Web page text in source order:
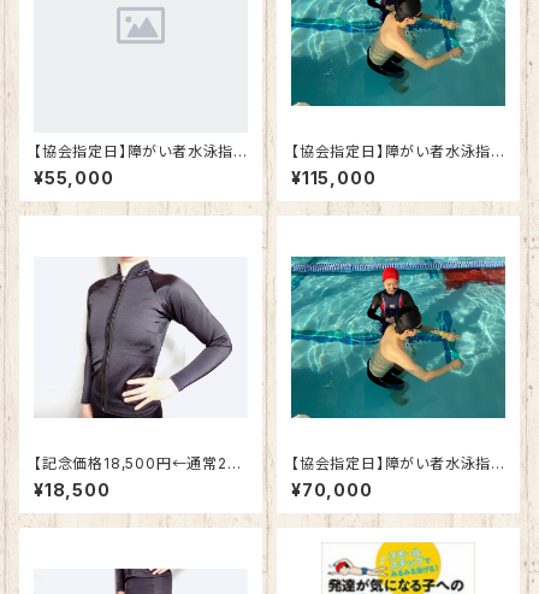
【協会指定日】障がい者水泳指
導員養成研修 上級コース
¥55,000
【協会指定日】障がい者水泳指
導員養成研修 初級・中級・上
級おまとめコース
¥115,000
【記念価格18,500円←通常25.
900円】レディース用 保温水
着トップス Oサイズ
¥18,500
【協会指定日】障がい者水泳指
導員養成研修 初級・中級おま
とめコース
¥70,000